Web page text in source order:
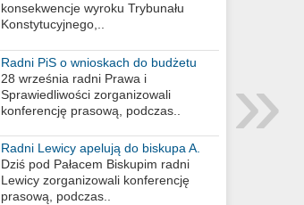
konsekwencje wyroku Trybunału
Konstytucyjnego,..
Radni PiS o wnioskach do budżetu
miasta na 2021 rok
28 września radni Prawa i
Sprawiedliwości zorganizowali
konferencję prasową, podczas..
Radni Lewicy apelują do biskupa A.
Wiesława Meringa
Dziś pod Pałacem Biskupim radni
Lewicy zorganizowali konferencję
prasową, podczas..
»